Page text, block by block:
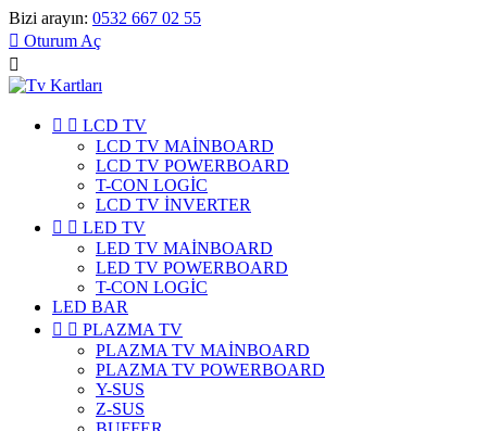
Bizi arayın: 0532 667 02 55
 Oturum Aç

  LCD TV
LCD TV MAİNBOARD
LCD TV POWERBOARD
T-CON LOGİC
LCD TV İNVERTER
  LED TV
LED TV MAİNBOARD
LED TV POWERBOARD
T-CON LOGİC
LED BAR
  PLAZMA TV
PLAZMA TV MAİNBOARD
PLAZMA TV POWERBOARD
Y-SUS
Z-SUS